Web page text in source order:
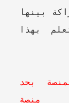
بينها
بهذا
بحد
منصة